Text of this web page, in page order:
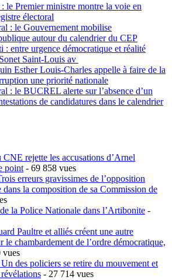
le Premier ministre montre la voie en
électoral
: le Gouvernement mobilise
autour du calendrier du CEP
: entre urgence démocratique et réalité
Saint-Louis av
Esther Louis-Charles appelle à faire de la
une priorité nationale
: le BUCREL alerte sur l’absence d’un
de candidatures dans le calendrier
rejette les accusations d’Arnel
point - 69 858 vues
erreurs gravissimes de l’opposition
la composition de sa Commission de
la Police Nationale dans l’Artibonite -
Paultre et alliés créent une autre
le chambardement de l’ordre démocratique,
vues
des policiers se retire du mouvement et
- 27 714 vues